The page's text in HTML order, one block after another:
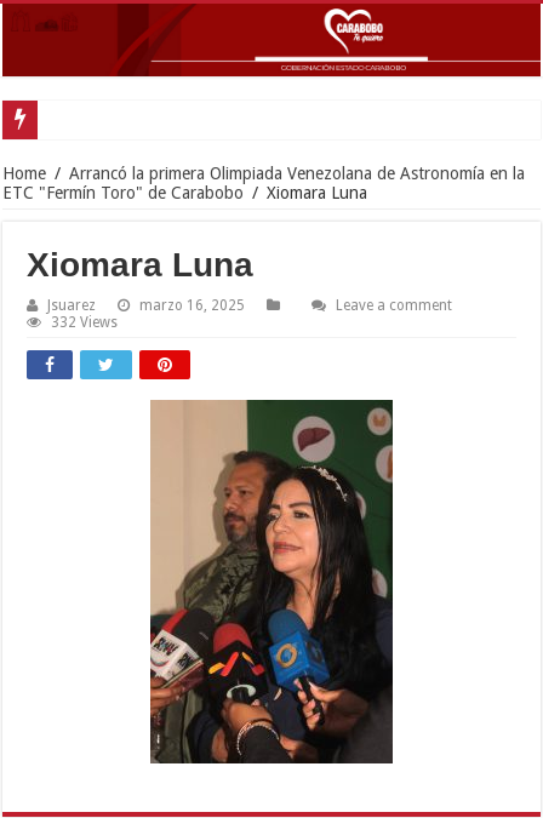
Home / Arrancó la primera Olimpiada Venezolana de Astronomía en la
ETC "Fermín Toro" de Carabobo / Xiomara Luna
Xiomara Luna
Jsuarez marzo 16, 2025
Leave a comment
332 Views